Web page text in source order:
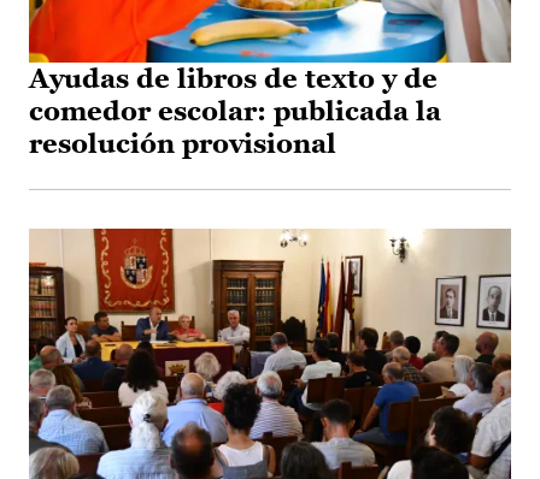
Ayudas de libros de texto y de
comedor escolar: publicada la
resolución provisional